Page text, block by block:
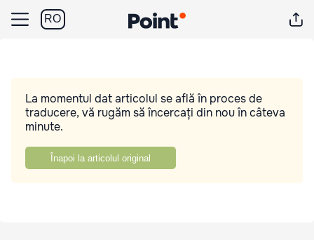
RO
La momentul dat articolul se află în proces de
traducere, vă rugăm să încercați din nou în câteva
minute.
Înapoi la articolul original